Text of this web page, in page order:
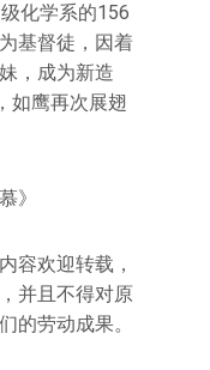
化学系的156
基督徒，因着
，成为新造
如鹰再次展翅
》
容欢迎转载，
并且不得对原
的劳动成果。